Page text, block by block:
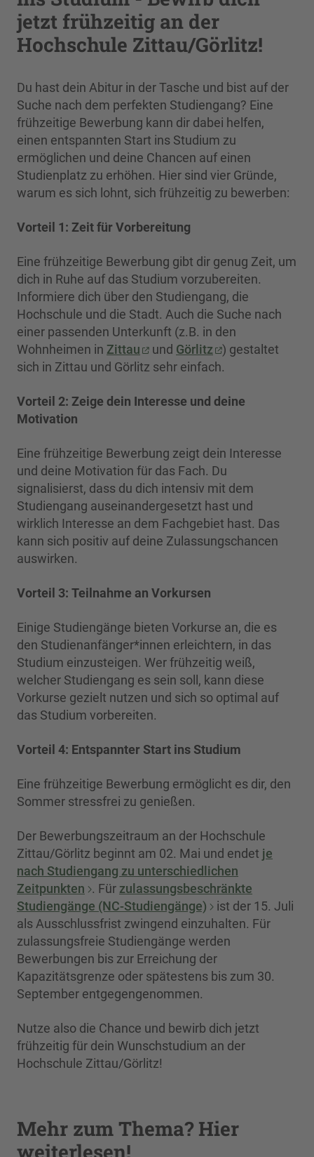
jetzt frühzeitig an der
Hochschule Zittau/Görlitz!
Du hast dein Abitur in der Tasche und bist auf der
Suche nach dem perfekten Studiengang? Eine
frühzeitige Bewerbung kann dir dabei helfen,
einen entspannten Start ins Studium zu
ermöglichen und deine Chancen auf einen
Studienplatz zu erhöhen. Hier sind vier Gründe,
warum es sich lohnt, sich frühzeitig zu bewerben:
Vorteil 1: Zeit für Vorbereitung
Eine frühzeitige Bewerbung gibt dir genug Zeit, um
dich in Ruhe auf das Studium vorzubereiten.
Informiere dich über den Studiengang, die
Hochschule und die Stadt. Auch die Suche nach
einer passenden Unterkunft (z.B. in den
Wohnheimen in Zittau und Görlitz
) gestaltet
sich in Zittau und Görlitz sehr einfach.
Vorteil 2: Zeige dein Interesse und deine
Motivation
Eine frühzeitige Bewerbung zeigt dein Interesse
und deine Motivation für das Fach. Du
signalisierst, dass du dich intensiv mit dem
Studiengang auseinandergesetzt hast und
wirklich Interesse an dem Fachgebiet hast. Das
kann sich positiv auf deine Zulassungschancen
auswirken.
Vorteil 3: Teilnahme an Vorkursen
Einige Studiengänge bieten Vorkurse an, die es
den Studienanfänger*innen erleichtern, in das
Studium einzusteigen. Wer frühzeitig weiß,
welcher Studiengang es sein soll, kann diese
Vorkurse gezielt nutzen und sich so optimal auf
das Studium vorbereiten.
Vorteil 4: Entspannter Start ins Studium
Eine frühzeitige Bewerbung ermöglicht es dir, den
Sommer stressfrei zu genießen.
Der Bewerbungszeitraum an der Hochschule
Zittau/Görlitz beginnt am 02. Mai und endet je
nach Studiengang zu unterschiedlichen
Zeitpunkten . Für zulassungsbeschränkte
Studiengänge (NC-Studiengänge)
ist der 15. Juli
als Ausschlussfrist zwingend einzuhalten. Für
zulassungsfreie Studiengänge werden
Bewerbungen bis zur Erreichung der
Kapazitätsgrenze oder spätestens bis zum 30.
September entgegengenommen.
Nutze also die Chance und bewirb dich jetzt
frühzeitig für dein Wunschstudium an der
Hochschule Zittau/Görlitz!
Mehr zum Thema? Hier